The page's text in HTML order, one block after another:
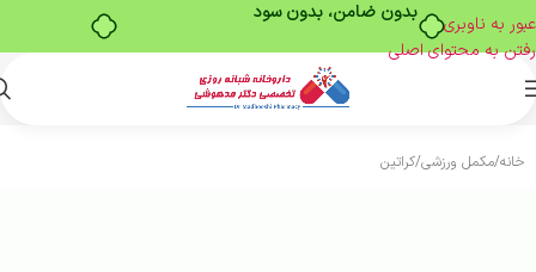
بدون ضامن، بدون سود
عبور به ناوبری
رفتن به محتوای اصلی
خانه/مکمل ورزشی/کراتین